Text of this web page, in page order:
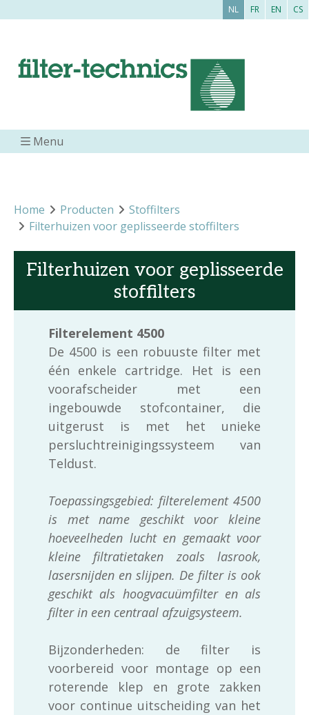
NL FR EN CS
Menu
Home Producten
Stoffilters
Filterhuizen voor geplisseerde stoffilters
Filterhuizen voor geplisseerde
stoffilters
Filterelement 4500
De 4500 is een robuuste filter met
één enkele cartridge. Het is een
voorafscheider met een
ingebouwde stofcontainer, die
uitgerust is met het unieke
persluchtreinigingssysteem van
Teldust.
Toepassingsgebied: filterelement 4500
is met name geschikt voor kleine
hoeveelheden lucht en gemaakt voor
kleine filtratietaken zoals lasrook,
lasersnijden en slijpen. De filter is ook
geschikt als hoogvacuümfilter en als
filter in een centraal afzuigsysteem.
Bijzonderheden: de filter is
voorbereid voor montage op een
roterende klep en grote zakken
voor continue uitscheiding van het